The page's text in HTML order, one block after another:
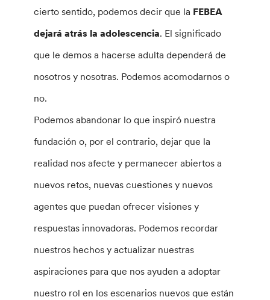
cierto sentido, podemos decir que la FEBEA
dejará atrás la adolescencia. El significado
que le demos a hacerse adulta dependerá de
nosotros y nosotras. Podemos acomodarnos o
no.
Podemos abandonar lo que inspiró nuestra
fundación o, por el contrario, dejar que la
realidad nos afecte y permanecer abiertos a
nuevos retos, nuevas cuestiones y nuevos
agentes que puedan ofrecer visiones y
respuestas innovadoras. Podemos recordar
nuestros hechos y actualizar nuestras
aspiraciones para que nos ayuden a adoptar
nuestro rol en los escenarios nuevos que están